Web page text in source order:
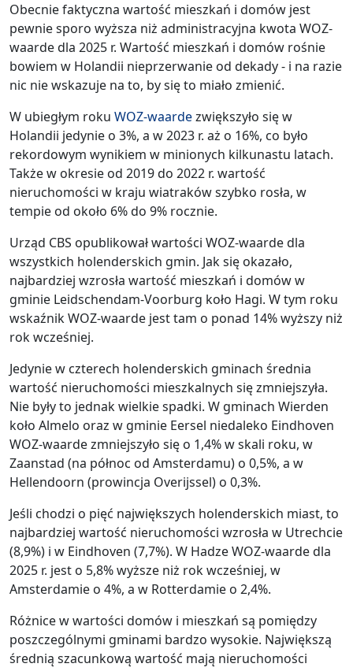
Obecnie faktyczna wartość mieszkań i domów jest
pewnie sporo wyższa niż administracyjna kwota WOZ-
waarde dla 2025 r. Wartość mieszkań i domów rośnie
bowiem w Holandii nieprzerwanie od dekady - i na razie
nic nie wskazuje na to, by się to miało zmienić.
W ubiegłym roku WOZ-waardezwiększyło się w
Holandii jedynie o 3%, a w 2023 r. aż o 16%, co było
rekordowym wynikiem w minionych kilkunastu latach.
Także w okresie od 2019 do 2022 r. wartość
nieruchomości w kraju wiatraków szybko rosła, w
tempie od około 6% do 9% rocznie.
Urząd CBS opublikował wartości WOZ-waarde dla
wszystkich holenderskich gmin. Jak się okazało,
najbardziej wzrosła wartość mieszkań i domów w
gminie Leidschendam-Voorburg koło Hagi. W tym roku
wskaźnik WOZ-waarde jest tam o ponad 14% wyższy niż
rok wcześniej.
Jedynie w czterech holenderskich gminach średnia
wartość nieruchomości mieszkalnych się zmniejszyła.
Nie były to jednak wielkie spadki. W gminach Wierden
koło Almelo oraz w gminie Eersel niedaleko Eindhoven
WOZ-waarde zmniejszyło się o 1,4% w skali roku, w
Zaanstad (na północ od Amsterdamu) o 0,5%, a w
Hellendoorn (prowincja Overijssel) o 0,3%.
Jeśli chodzi o pięć największych holenderskich miast, to
najbardziej wartość nieruchomości wzrosła w Utrechcie
(8,9%) i w Eindhoven (7,7%). W Hadze WOZ-waarde dla
2025 r. jest o 5,8% wyższe niż rok wcześniej, w
Amsterdamie o 4%, a w Rotterdamie o 2,4%.
Różnice w wartości domów i mieszkań są pomiędzy
poszczególnymi gminami bardzo wysokie. Największą
średnią szacunkową wartość mają nieruchomości